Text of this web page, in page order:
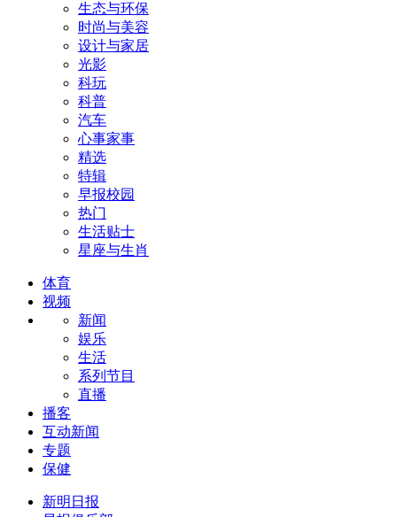
生态与环保
时尚与美容
设计与家居
光影
科玩
科普
汽车
心事家事
精选
特辑
早报校园
热门
生活贴士
星座与生肖
体育
视频
新闻
娱乐
生活
系列节目
直播
播客
互动新闻
专题
保健
新明日报